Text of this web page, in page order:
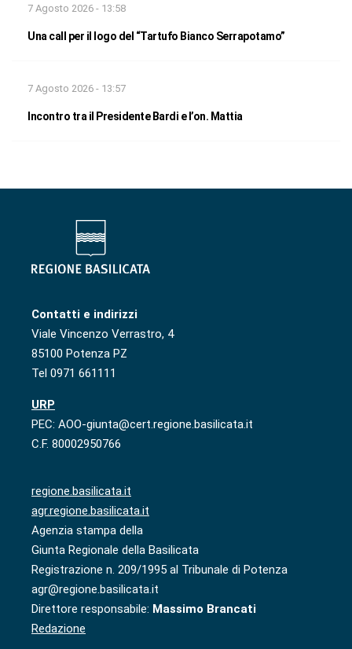
7 Agosto 2026 - 13:58
Una call per il logo del “Tartufo Bianco Serrapotamo”
7 Agosto 2026 - 13:57
Incontro tra il Presidente Bardi e l’on. Mattia
Contatti e indirizzi
Viale Vincenzo Verrastro, 4
85100 Potenza PZ
Tel 0971 661111
URP
PEC: AOO-giunta@cert.regione.basilicata.it
C.F. 80002950766
regione.basilicata.it
agr.regione.basilicata.it
Agenzia stampa della
Giunta Regionale della Basilicata
Registrazione n. 209/1995 al Tribunale di Potenza
agr@regione.basilicata.it
Direttore responsabile: Massimo Brancati
Redazione